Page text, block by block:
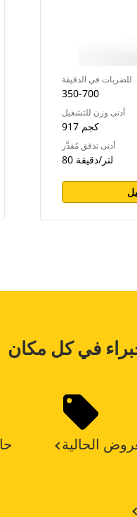
للضربات في الدقيقة
350-700
أدنى وزن للتشغيل
917 كجم
أدنى تدفق مُقدَّر
80 لتر/دقيقة
في كل مكان
الحالية